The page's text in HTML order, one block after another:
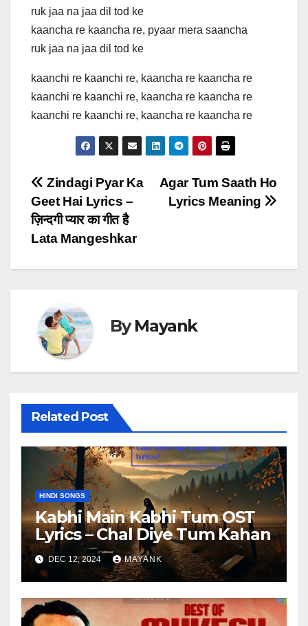
ruk jaa na jaa dil tod ke
kaancha re kaancha re, pyaar mera saancha
ruk jaa na jaa dil tod ke
kaanchi re kaanchi re, kaancha re kaancha re
kaanchi re kaanchi re, kaancha re kaancha re
kaanchi re kaanchi re, kaancha re kaancha re
Post
navigation
Agar Tum Saath Ho
Lyrics Meaning
Zindagi Pyar Ka
Geet Hai Lyrics –
ज़िन्दगी प्यार का गीत है
Lata Mangeshkar
ByMayank
Related Post
HINDI SONGS
Kabhi Main Kabhi Tum OST
Lyrics – Chal Diye Tum Kahan
DEC 12, 2024 MAYANK